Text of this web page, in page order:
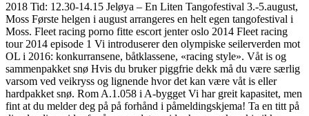
2018 Tid: 12.30-14.15​ Jeløya – En Liten Tangofestival 3.-5.august,
Moss Første helgen i august arrangeres en helt egen tangofestival i
Moss. Fleet racing porno fitte escort jenter oslo 2014 Fleet racing
tour 2014 episode 1 Vi introduserer den olympiske seilerverden mot
OL i 2016: konkurransene, båtklassene, «racing style». Våt is og
sammenpakket snø Hvis du bruker piggfrie dekk må du være særlig
varsom ved veikryss og lignende hvor det kan være våt is eller
hardpakket snø. Rom A.1.058 i A-bygget Vi har greit kapasitet, men
fint at du melder deg på på forhånd i påmeldingskjema! Ta en titt på